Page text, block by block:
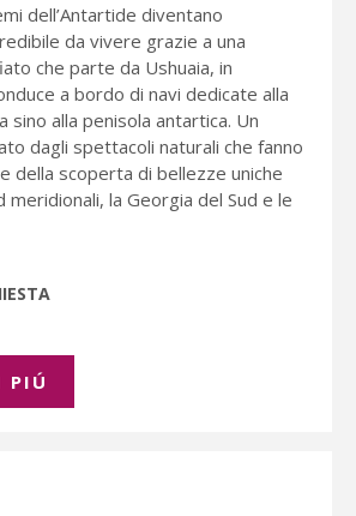
dell’Antartide diventano
da vivere grazie a una
che parte da Ushuaia, in
a bordo di navi dedicate alla
sino alla penisola antartica. Un
dagli spettacoli naturali che fanno
della scoperta di bellezze uniche
meridionali, la Georgia del Sud e le
PIÚ